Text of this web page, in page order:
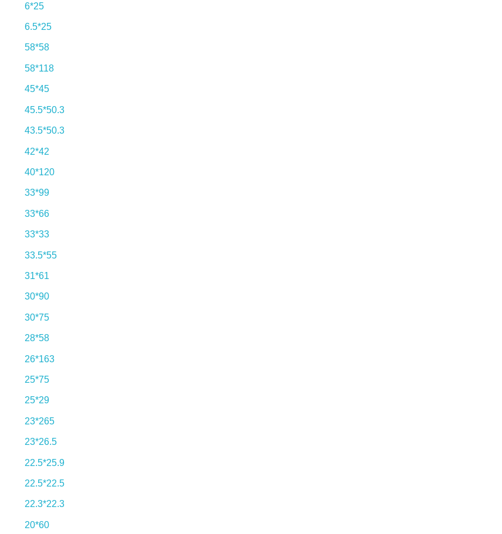
6*25
6.5*25
58*58
58*118
45*45
45.5*50.3
43.5*50.3
42*42
40*120
33*99
33*66
33*33
33.5*55
31*61
30*90
30*75
28*58
26*163
25*75
25*29
23*265
23*26.5
22.5*25.9
22.5*22.5
22.3*22.3
20*60